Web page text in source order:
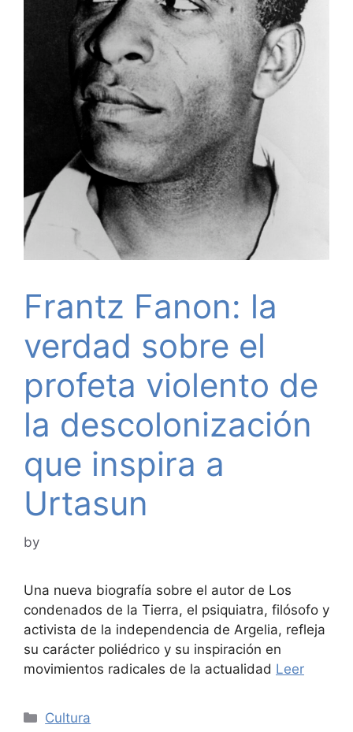
Frantz Fanon: la
verdad sobre el
profeta violento de
la descolonización
que inspira a
Urtasun
by
Una nueva biografía sobre el autor de Los
condenados de la Tierra, el psiquiatra, filósofo y
activista de la independencia de Argelia, refleja
su carácter poliédrico y su inspiración en
movimientos radicales de la actualidad Leer
Categories
Cultura